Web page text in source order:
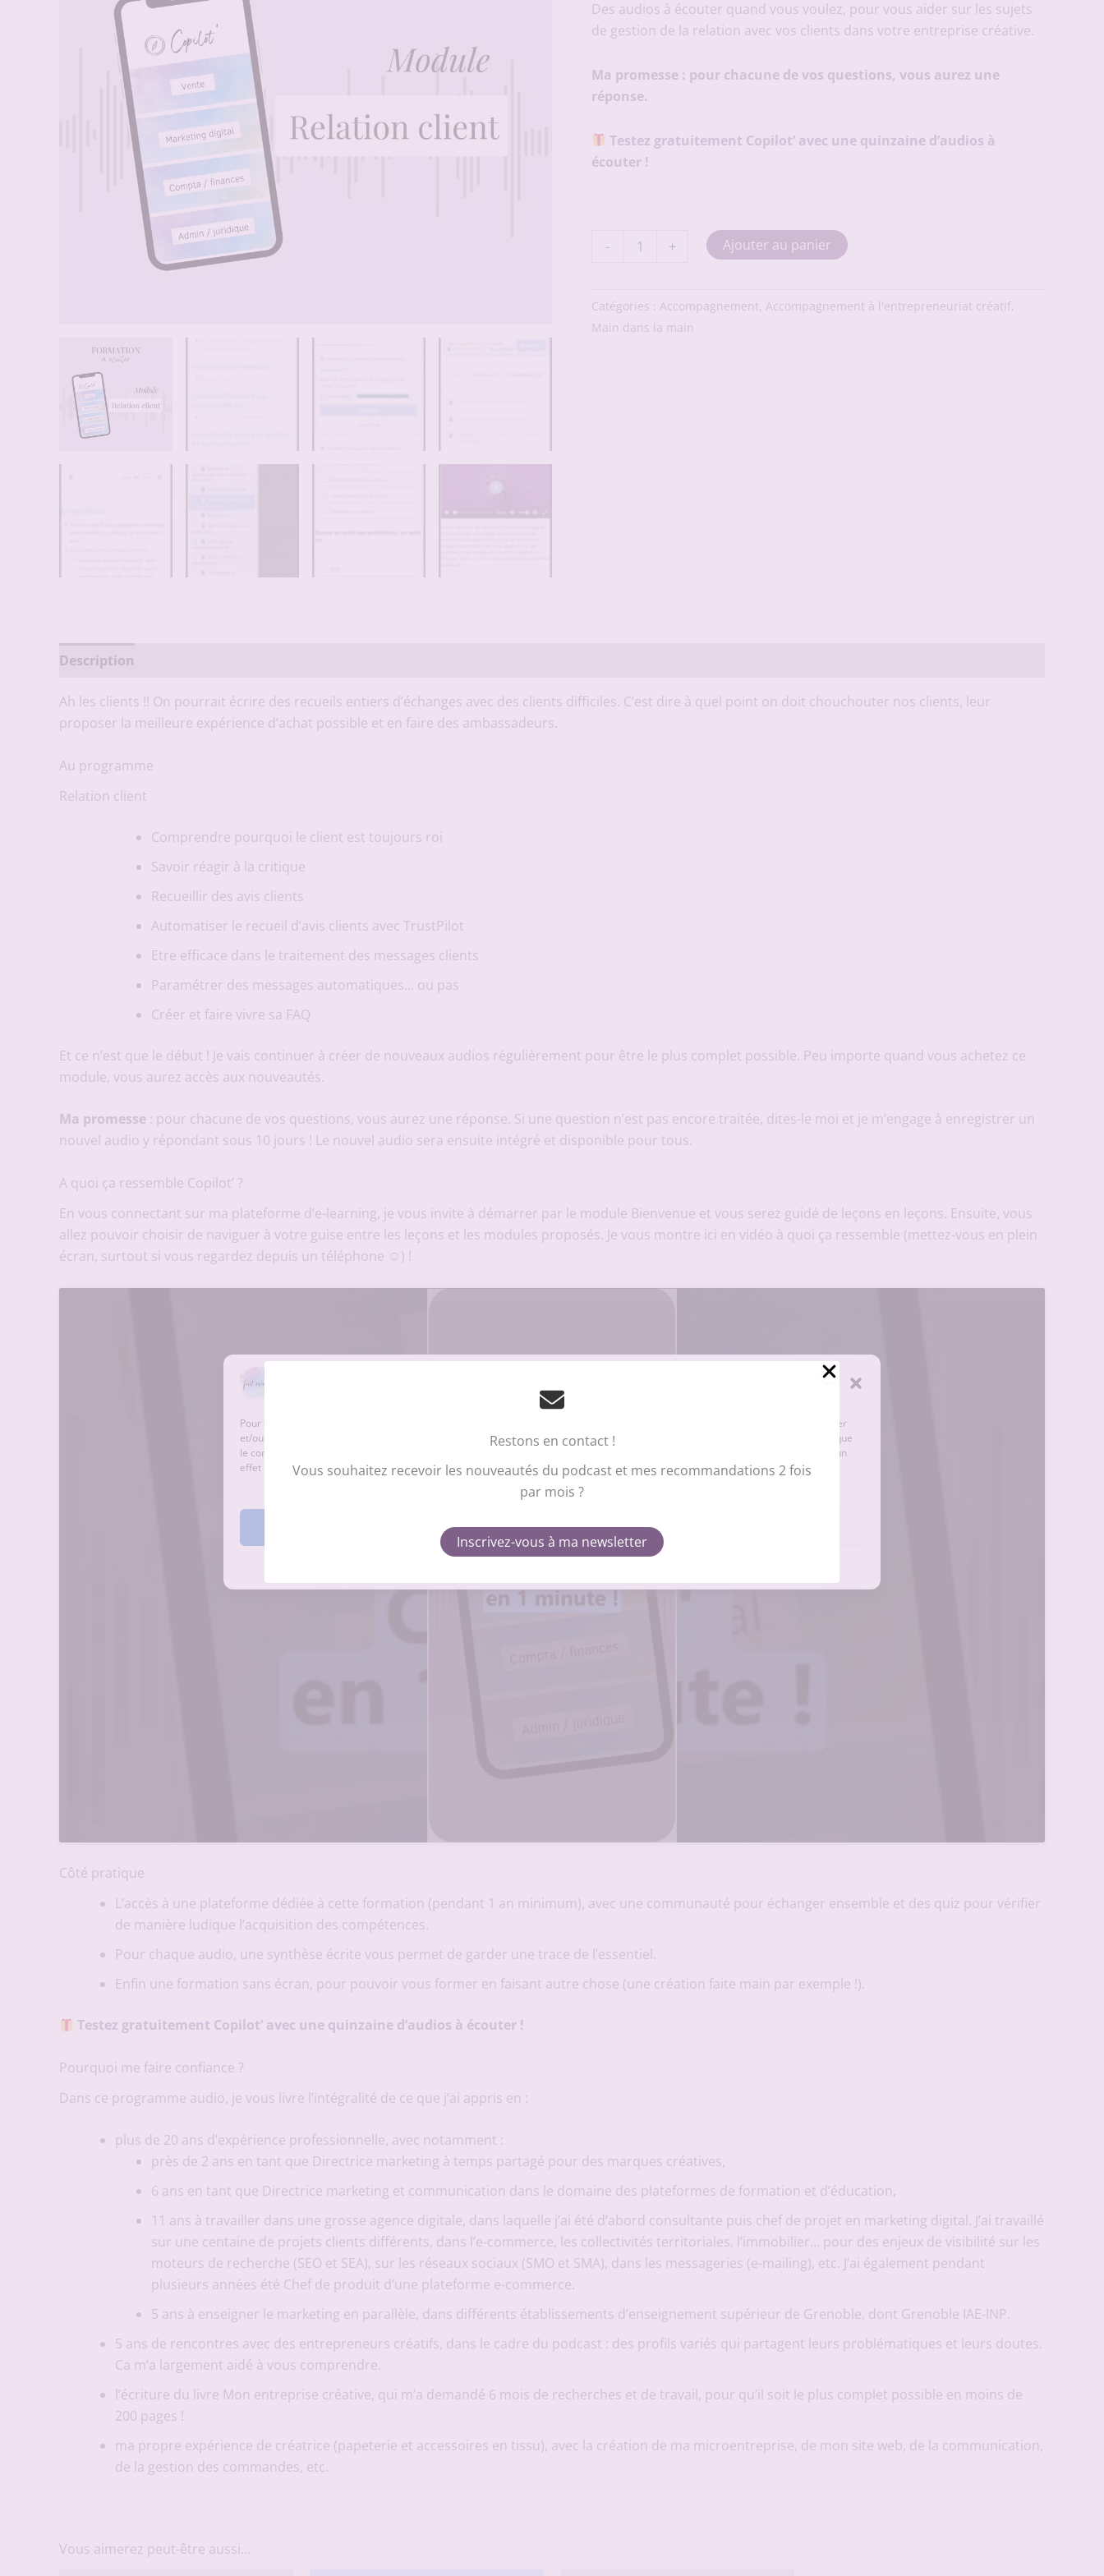
Pour offrir la meilleure expérience sur le site du podcast Fait Main, nous utilisons des technologies telles que les cookies pour stocker
et/ou accéder aux informations des appareils. Le fait de consentir à ces technologies nous permettra de traiter des données telles que
le comportement de navigation ou les ID uniques sur ce site. Le fait de ne pas consentir ou de retirer son consentement peut avoir un
effet négatif sur certaines caractéristiques et fonctions.
Refuser
Restons en contact !
Vous souhaitez recevoir les nouveautés du podcast et mes recommandations 2 fois
par mois ?
Inscrivez-vous à ma newsletter
était : est :
Des audios à écouter quand vous voulez, pour vous aider sur les sujets
de gestion de la relation avec vos clients dans votre entreprise créative.
Ma promesse : pour chacune de vos questions, vous aurez une
réponse.
Testez gratuitement Copilot’ avec une quinzaine d’audios à
écouter !
-
module
client
+ Ajouter au panier
Catégories : Accompagnement, Accompagnement à l'entrepreneuriat créatif,
Main dans la main
Description
Ah les clients !! On pourrait écrire des recueils entiers d’échanges avec des clients difficiles. C’est dire à quel point on doit chouchouter nos clients, leur
proposer la meilleure expérience d’achat possible et en faire des ambassadeurs.
Au programme
Relation client
Comprendre pourquoi le client est toujours roi
Savoir réagir à la critique
Recueillir des avis clients
Automatiser le recueil d’avis clients avec TrustPilot
Etre efficace dans le traitement des messages clients
Paramétrer des messages automatiques… ou pas
Créer et faire vivre sa FAQ
Et ce n’est que le début ! Je vais continuer à créer de nouveaux audios régulièrement pour être le plus complet possible. Peu importe quand vous achetez ce
module, vous aurez accès aux nouveautés.
Ma promesse : pour chacune de vos questions, vous aurez une réponse. Si une question n’est pas encore traitée, dites-le moi et je m’engage à enregistrer un
nouvel audio y répondant sous 10 jours ! Le nouvel audio sera ensuite intégré et disponible pour tous.
A quoi ça ressemble Copilot’ ?
En vous connectant sur ma plateforme d’e-learning, je vous invite à démarrer par le module Bienvenue et vous serez guidé de leçons en leçons. Ensuite, vous
allez pouvoir choisir de naviguer à votre guise entre les leçons et les modules proposés. Je vous montre ici en vidéo à quoi ça ressemble (mettez-vous en plein
écran, surtout si vous regardez depuis un téléphone ☺) !
Cliquez pour accepter les cookies
Côté pratique
L’accès à une plateforme dédiée à cette formation (pendant 1 an minimum), avec une communauté pour échanger ensemble et des quiz pour vérifier
de manière ludique l’acquisition des compétences.
Pour chaque audio, une synthèse écrite vous permet de garder une trace de l’essentiel.
Enfin une formation sans écran, pour pouvoir vous former en faisant autre chose (une création faite main par exemple !).
Testez gratuitement Copilot’ avec une quinzaine d’audios à écouter !
Pourquoi me faire confiance ?
Dans ce programme audio, je vous livre l’intégralité de ce que j’ai appris en :
plus de 20 ans d’expérience professionnelle, avec notamment :
près de 2 ans en tant que Directrice marketing à temps partagé pour des marques créatives,
6 ans en tant que Directrice marketing et communication dans le domaine des plateformes de formation et d’éducation,
11 ans à travailler dans une grosse agence digitale, dans laquelle j’ai été d’abord consultante puis chef de projet en marketing digital. J’ai travaillé
sur une centaine de projets clients différents, dans l’e-commerce, les collectivités territoriales, l’immobilier… pour des enjeux de visibilité sur les
moteurs de recherche (SEO et SEA), sur les réseaux sociaux (SMO et SMA), dans les messageries (e-mailing), etc. J’ai également pendant
plusieurs années été Chef de produit d’une plateforme e-commerce.
5 ans à enseigner le marketing en parallèle, dans différents établissements d’enseignement supérieur de Grenoble, dont Grenoble IAE-INP.
5 ans de rencontres avec des entrepreneurs créatifs, dans le cadre du podcast : des profils variés qui partagent leurs problématiques et leurs doutes.
Ca m’a largement aidé à vous comprendre.
l’écriture du
livre Mon entreprise créative, qui m’a demandé 6 mois de recherches et de travail, pour qu’il soit le plus complet possible en moins de
200 pages !
ma propre expérience de créatrice (papeterie et accessoires en tissu), avec la création de ma microentreprise, de mon site web, de la communication,
de la gestion des commandes, etc.
Vous aimerez peut-être aussi…